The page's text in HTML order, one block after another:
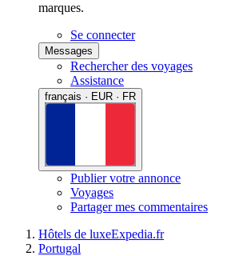
marques.
Se connecter
Messages
Rechercher des voyages
Assistance
français · EUR · FR
Publier votre annonce
Voyages
Partager mes commentaires
Hôtels de luxeExpedia.fr
Portugal